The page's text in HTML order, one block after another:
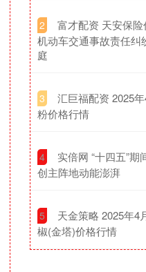
2
富才配资 天安保
机动车交通事故责任纠
庭
3
汇巨福配资 2025
粉价格行情
4
实倍网 “十四五”
创主阵地动能澎湃
5
天金策略 2025年4
椒(金塔)价格行情